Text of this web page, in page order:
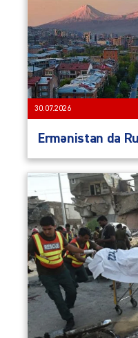
30.07.2026
Ermənistan da